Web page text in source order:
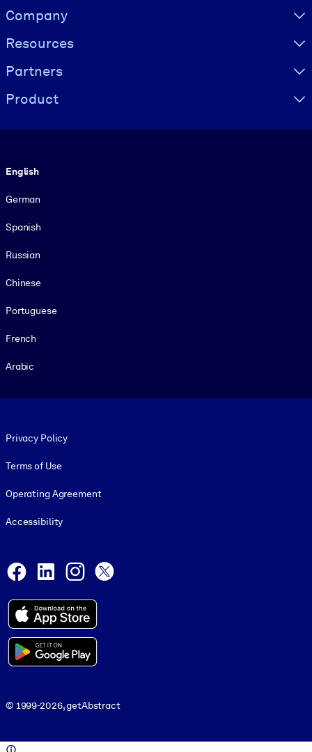
Visually hidden Text
Company
Resources
Partners
Product
English
German
Spanish
Russian
Chinese
Portuguese
French
Arabic
Privacy Policy
Terms of Use
Operating Agreement
Accessibility
Facebook
LinkedInInstagram
© 1999-2026, getAbstract